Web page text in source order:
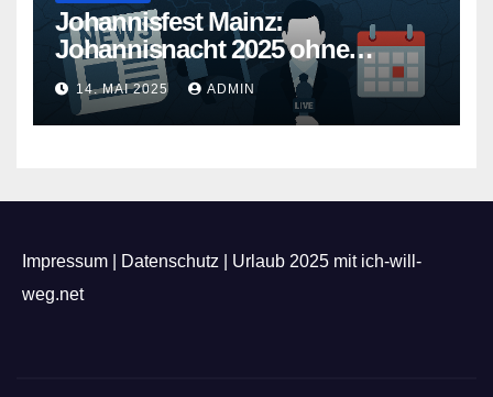
Johannisfest Mainz:
Johannisnacht 2025 ohne
Feuerwerk
14. MAI 2025 ADMIN
Impressum Datenschutz
Urlaub 2025 mit ich-will-
weg.net